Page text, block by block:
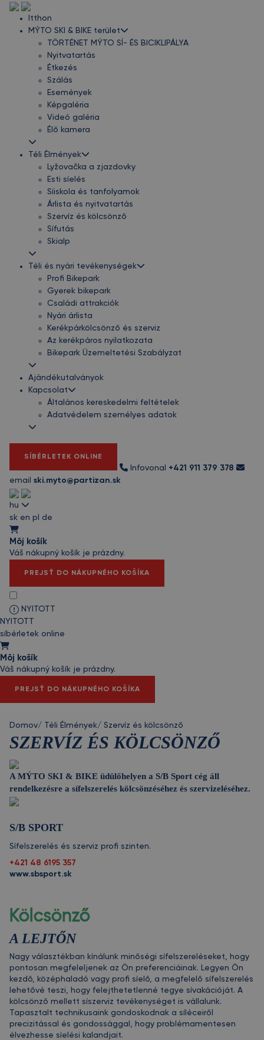
Itthon
MÝTO SKI & BIKE terület
TÖRTÉNET MÝTO SÍ- ÉS BICIKLIPÁLYA
Nyitvatartás
Étkezés
Szálás
Események
Képgaléria
Videó galéria
Élő kamera
Téli Élmények
Lyžovačka a zjazdovky
Esti síelés
Síiskola és tanfolyamok
Árlista és nyitvatartás
Szervíz és kölcsönző
Sífutás
Skialp
Téli és nyári tevékenységek
Profi Bikepark
Gyerek bikepark
Családi attrakciók
Nyári árlista
Kerékpárkölcsönző és szerviz
Az kerékpáros nyilatkozata
Bikepark Üzemeltetési Szabályzat
Ajándékutalványok
Kapcsolat
Általános kereskedelmi feltételek
Adatvédelem személyes adatok
SÍBÉRLETEK ONLINE
Infovonal
+421 911 379 378
email ski.myto@partizan.sk
hu
sk en pl de
Môj košík
Váš nákupný košík je prázdny.
PREJSŤ DO NÁKUPNÉHO KOŠÍKA
NYITOTT
NYITOTT
síbérletek online
Môj košík
Váš nákupný košík je prázdny.
PREJSŤ DO NÁKUPNÉHO KOŠÍKA
Domov/ Téli Élmények/ Szervíz és kölcsönző
SZERVÍZ ÉS KÖLCSÖNZŐ
A MÝTO SKI & BIKE üdülőhelyen a S/B Sport cég áll
rendelkezésre a sífelszerelés kölcsönzéséhez és szervizeléséhez.
S/B SPORT
Sífelszerelés és szerviz profi szinten.
+421 48 6195 357
www.sbsport.sk
Kölcsönző
A LEJTŐN
Nagy választékban kínálunk minőségi sífelszereléseket, hogy
pontosan megfeleljenek az Ön preferenciáinak. Legyen Ön
kezdő, középhaladó vagy profi síelő, a megfelelő sífelszerelés
lehetővé teszi, hogy felejthetetlenné tegye sívakációját. A
kölcsönző mellett síszerviz tevékenységet is vállalunk.
Tapasztalt technikusaink gondoskodnak a síléceiről
precizitással és gondossággal, hogy problémamentesen
élvezhesse síelési kalandjait.